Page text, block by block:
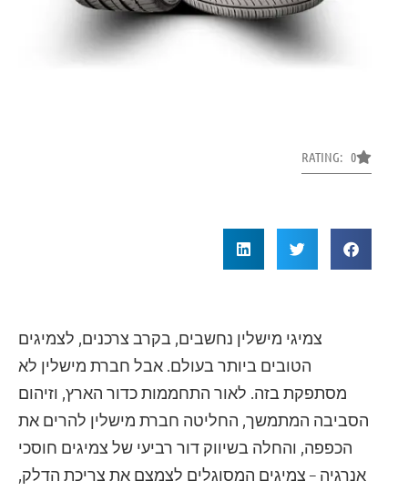
RATING: 0
צמיגי מישלין נחשבים, בקרב צרכנים, לצמיגים
הטובים ביותר בעולם. אבל חברת מישלין לא
מסתפקת בזה. לאור התחממות כדור הארץ, וזיהום
הסביבה המתמשך, החליטה חברת מישלין להרים את
הכפפה, והחלה בשיווק דור רביעי של צמיגים חוסכי
אנרגיה – צמיגים המסוגלים לצמצם את צריכת הדלק,